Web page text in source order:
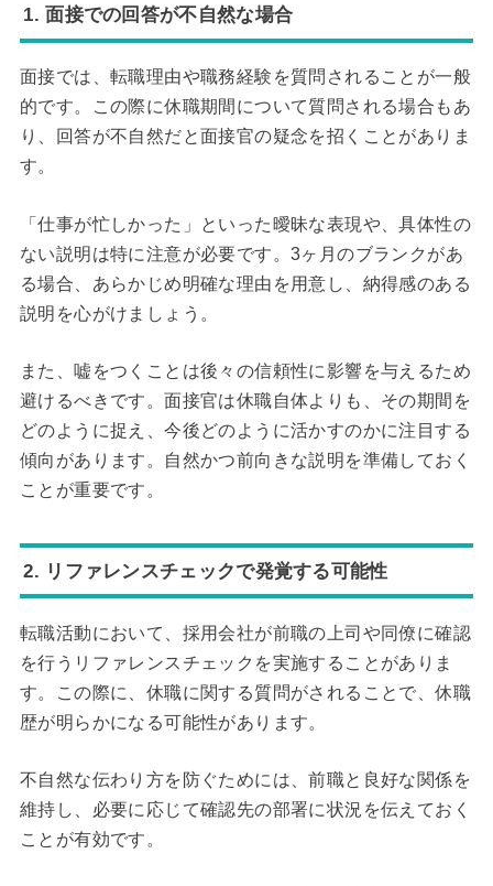
1. 面接での回答が不自然な場合
面接では、転職理由や職務経験を質問されることが一般
的です。この際に休職期間について質問される場合もあ
り、回答が不自然だと面接官の疑念を招くことがありま
す。
「仕事が忙しかった」といった曖昧な表現や、具体性の
ない説明は特に注意が必要です。3ヶ月のブランクがあ
る場合、あらかじめ明確な理由を用意し、納得感のある
説明を心がけましょう。
また、嘘をつくことは後々の信頼性に影響を与えるため
避けるべきです。面接官は休職自体よりも、その期間を
どのように捉え、今後どのように活かすのかに注目する
傾向があります。自然かつ前向きな説明を準備しておく
ことが重要です。
2. リファレンスチェックで発覚する可能性
転職活動において、採用会社が前職の上司や同僚に確認
を行うリファレンスチェックを実施することがありま
す。この際に、休職に関する質問がされることで、休職
歴が明らかになる可能性があります。
不自然な伝わり方を防ぐためには、前職と良好な関係を
維持し、必要に応じて確認先の部署に状況を伝えておく
ことが有効です。